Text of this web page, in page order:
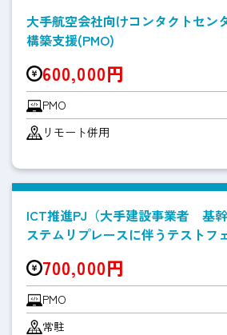
大手航空会社向けコンタクトセン
構築支援(PMO)
600,000円
PMO
リモート併用
ICT推進PJ（大手建設事業者 基
ステムリプレースに伴うテストフ
700,000円
PMO
常駐